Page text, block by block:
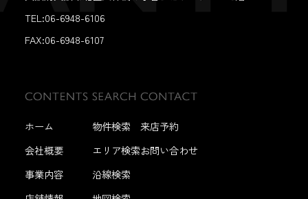
TEL:06-6948-6106
FAX:06-6948-6107
ホーム
会社概要
事業内容
物件検索
エリア検索
沿線検索
来店予約
お問い合わせ